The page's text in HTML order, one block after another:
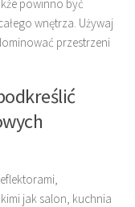
powinno być
wnętrza. Używaj
przestrzeni
jak salon, kuchnia